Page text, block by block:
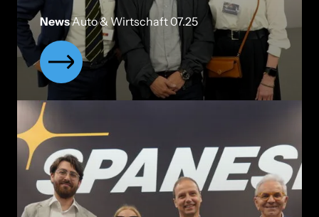
NewsAuto & Wirtschaft 07.25